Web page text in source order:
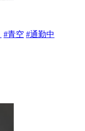
#青空 #通勤中